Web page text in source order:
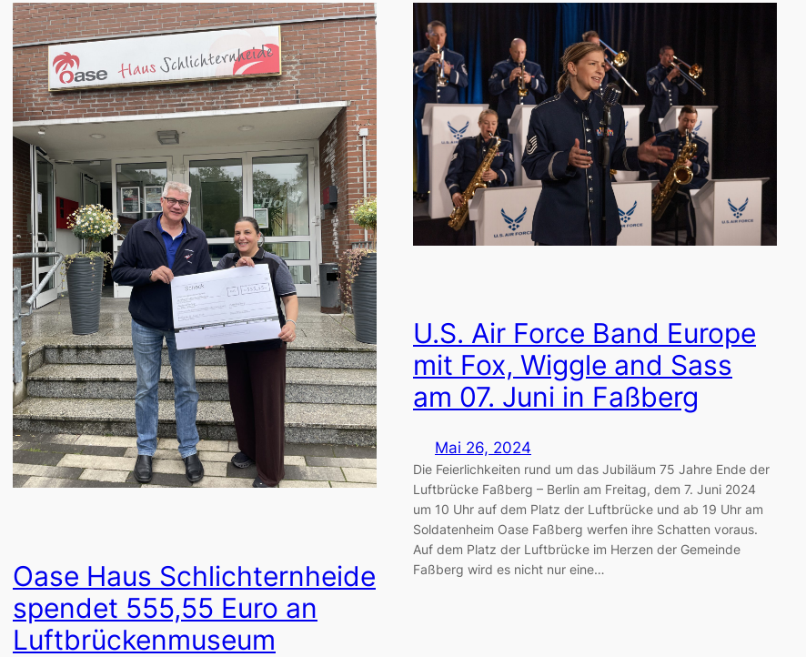
Oase Haus Schlichternheide
spendet 555,55 Euro an
Luftbrückenmuseum
U.S. Air Force Band Europe
mit Fox, Wiggle and Sass
am 07. Juni in Faßberg
Mai 26, 2024
Die Feierlichkeiten rund um das Jubiläum 75 Jahre Ende der
Luftbrücke Faßberg – Berlin am Freitag, dem 7. Juni 2024
um 10 Uhr auf dem Platz der Luftbrücke und ab 19 Uhr am
Soldatenheim Oase Faßberg werfen ihre Schatten voraus.
Auf dem Platz der Luftbrücke im Herzen der Gemeinde
Faßberg wird es nicht nur eine…